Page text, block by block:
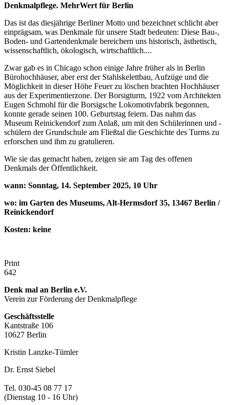
Denkmalpflege. MehrWert für Berlin
Das ist das diesjährige Berliner Motto und bezeichnet schlicht aber
einprägsam, was Denkmale für unsere Stadt bedeuten: Diese Bau-,
Boden- und Gartendenkmale bereichern uns historisch, ästhetisch,
wissenschaftlich, ökologisch, wirtschaftlich....
Zwar gab es in Chicago schon einige Jahre früher als in Berlin
Bürohochhäuser, aber erst der Stahlskelettbau, Aufzüge und die
Möglichkeit in dieser Höhe Feuer zu löschen brachten Hochhäuser
aus der Experimentierzone. Der Borsigturm, 1922 vom Architekten
Eugen Schmohl für die Borsigsche Lokomotivfabrik begonnen,
konnte gerade seinen 100. Geburtstag feiern. Das nahm das
Museum Reinickendorf zum Anlaß, um mit den Schülerinnen und -
schülern der Grundschule am Fließtal die Geschichte des Turms zu
erforschen und ihm zu gratulieren.
Wie sie das gemacht haben, zeigen sie am Tag des offenen
Denkmals der Öffentlichkeit.
wann: Sonntag, 14. September 2025, 10 Uhr
wo: im Garten des Museums, Alt-Hermsdorf 35, 13467 Berlin /
Reinickendorf
Kosten: keine
Print
642
Denk mal an Berlin e.V.
Verein zur Förderung der Denkmalpflege
Geschäftsstelle
Kantstraße 106
10627 Berlin
Kristin Lanzke-Tümler
Dr. Ernst Siebel
Tel. 030-45 08 77 17
(Dienstag 10 - 16 Uhr)